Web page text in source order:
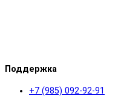
Поддержка
+7 (985) 092-92-91